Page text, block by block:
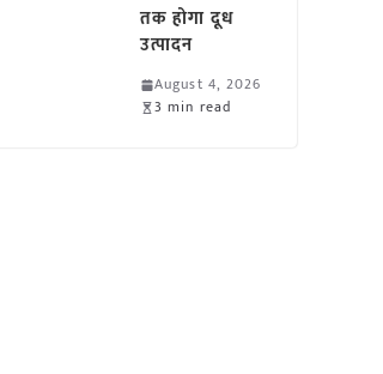
तक होगा दूध
उत्पादन
August 4, 2026
3 min read